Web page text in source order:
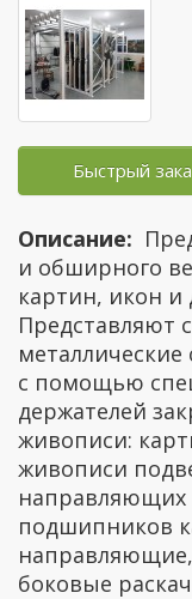
Быстрый
Описание:
и обширного
картин, икон и
Представляют
с помощью
держателей
живописи:
живописи
подшипников
боковые